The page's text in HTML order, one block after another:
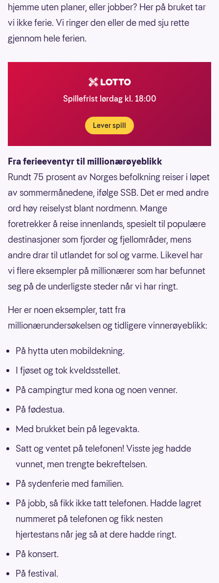
hjemme uten planer, eller jobber? Her på bruket tar
vi ikke ferie. Vi ringer den eller de med sju rette
gjennom hele ferien.
Spillefrist lørdag kl. 18:00
Lever spill
Fra ferieeventyr til millionærøyeblikk
Rundt 75 prosent av Norges befolkning reiser i løpet
av sommermånedene, ifølge SSB. Det er med andre
ord høy reiselyst blant nordmenn. Mange
foretrekker å reise innenlands, spesielt til populære
destinasjoner som fjorder og fjellområder, mens
andre drar til utlandet for sol og varme. Likevel har
vi flere eksempler på millionærer som har befunnet
seg på de underligste steder når vi har ringt.
Her er noen eksempler, tatt fra
millionærundersøkelsen og tidligere vinnerøyeblikk:
På hytta uten mobildekning.
I fjøset og tok kveldsstellet.
På campingtur med kona og noen venner.
På fødestua.
Med brukket bein på legevakta.
Satt og ventet på telefonen! Visste jeg hadde
vunnet, men trengte bekreftelsen.
På sydenferie med familien.
På jobb, så fikk ikke tatt telefonen. Hadde lagret
nummeret på telefonen og fikk nesten
hjertestans når jeg så at dere hadde ringt.
På konsert.
På festival.